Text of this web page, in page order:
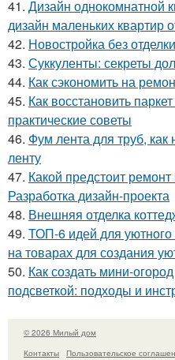
41. Дизайн однокомнатной
дизайн маленьких квартир
42. Новостройка без
43. Суккуленты: секреты
44. Как сэкономить на
45. Как восстановить
практические советы
46. Фум лента для труб,
ленту
47. Какой предстоит
Разработка дизайн-проекта
48. Внешняя отделка
49. ТОП-6 идей для уютного
на товарах для создания
50. Как создать мини-
подсветкой: подходы и
© 2026 Милый дом
Контакты
Пользовательское